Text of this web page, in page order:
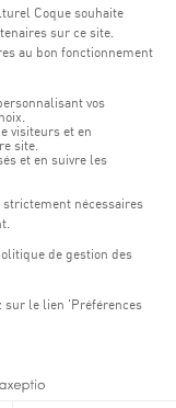
(L-1745)
"Coque"
kostenfreies
Parkplätze zur
Verkehrsmittel.
Anbindung